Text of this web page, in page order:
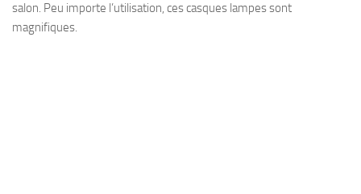
salon. Peu importe l’utilisation, ces casques lampes sont
magnifiques.